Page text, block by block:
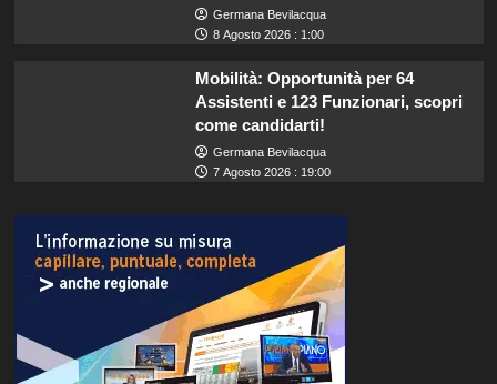
Germana Bevilacqua
8 Agosto 2026 : 1:00
Mobilità: Opportunità per 64
Assistenti e 123 Funzionari, scopri
come candidarti!
Germana Bevilacqua
7 Agosto 2026 : 19:00